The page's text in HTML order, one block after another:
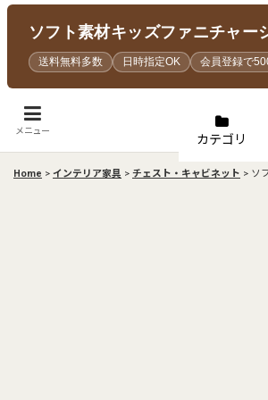
ソフト素材キッズファニチャ
送料無料多数 日時指定OK 会員登録で
メニュー
カテゴリ
Home > インテリア家具 > チェスト・キャビネット > ソ